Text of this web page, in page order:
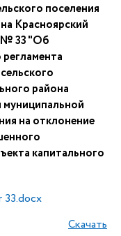
поселения
Красноярский
№ 33 "Об
района
на отклонение
капитального
33.docx
Скачать